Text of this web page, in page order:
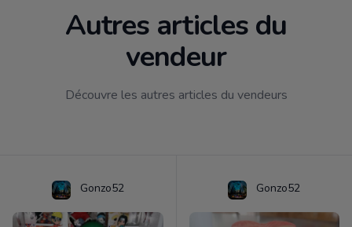
Autres articles du
vendeur
Découvre les autres articles du vendeurs
Gonzo52 Gonzo52